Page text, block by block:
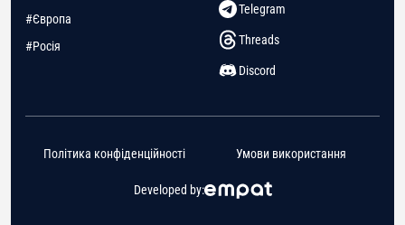
#Європа
#Росія
Telegram
Threads
Discord
Developed by:
Політика конфіденційності Умови використання